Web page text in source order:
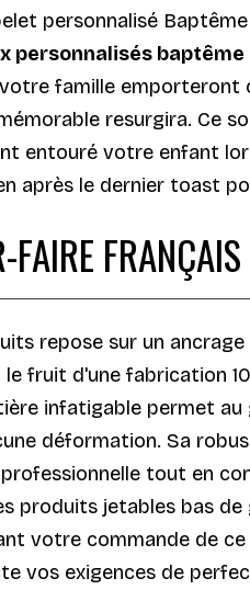
personnalisé
personnalisés
famille emporteront
resurgira. Ce
entouré votre enfant
après le dernier toast
FAIRE FRANÇAIS
repose sur un
fruit d'une fabrication
infatigable permet
déformation. Sa
professionnelle tout en
produits jetables bas
votre commande de ce
vos exigences de